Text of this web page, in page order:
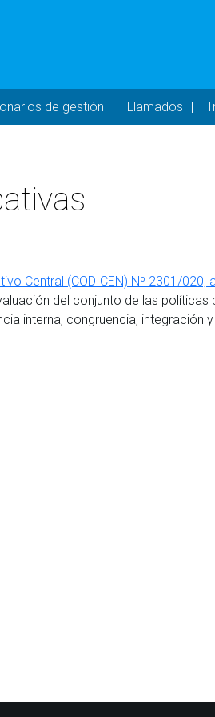
de gestión Llamados
Central (CODICEN) Nº 2301/020,
del conjunto de las
interna, congruencia, integración